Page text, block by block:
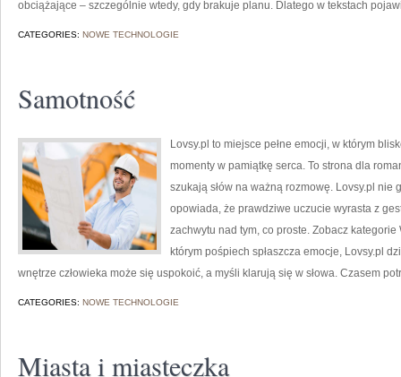
obciążające – szczególnie wtedy, gdy brakuje planu. Dlatego w tekstach
CATEGORIES: NOWE TECHNOLOGIE
Samotność
Lovsy.pl to miejsce pełne emocji, w którym
momenty w pamiątkę serca. To strona dla
szukają słów na ważną rozmowę. Lovsy.pl nie
opowiada, że prawdziwe uczucie wyrasta z
zachwytu nad tym, co proste. Zobacz
którym pośpiech spłaszcza emocje, Lovsy.pl
wnętrze człowieka może się uspokoić, a myśli klarują się w słowa. Czasem
CATEGORIES: NOWE TECHNOLOGIE
Miasta i miasteczka